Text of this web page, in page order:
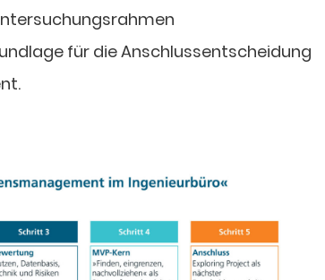
für die Anschlussentscheidung